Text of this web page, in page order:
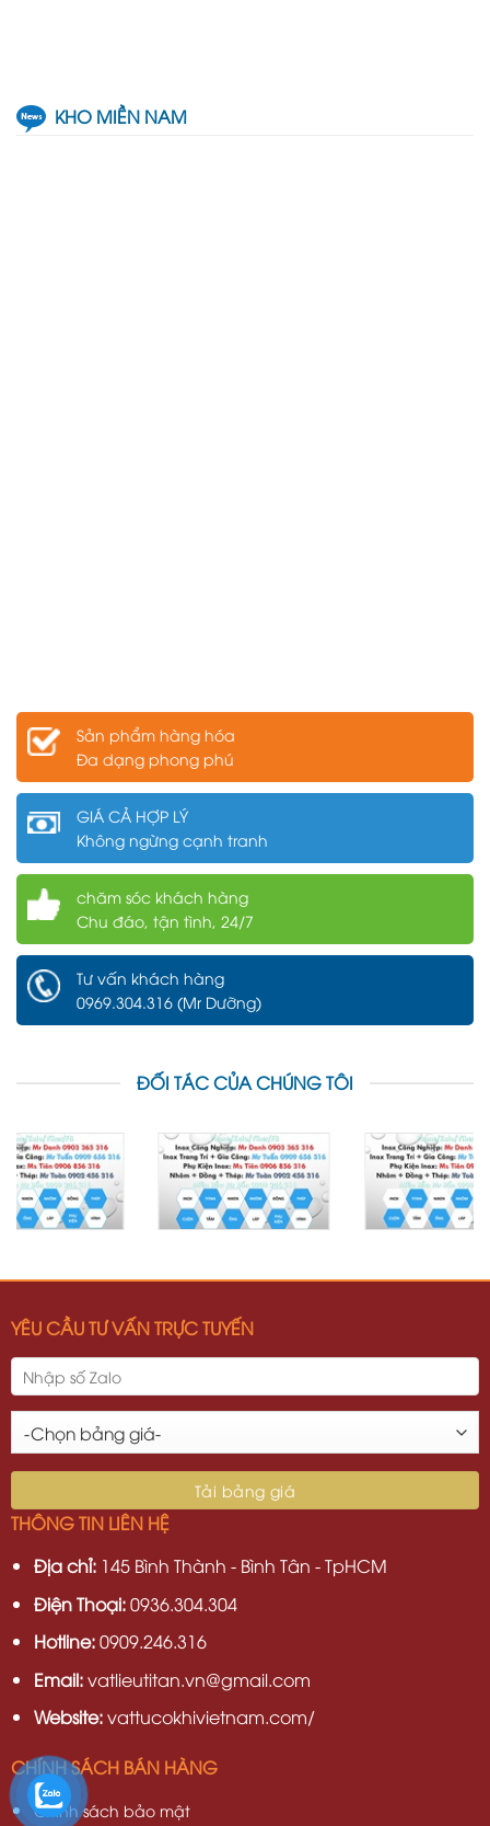
KHO MIỀN NAM
Sản phẩm hàng hóa
Đa dạng phong phú
GIÁ CẢ HỢP LÝ
Không ngừng cạnh tranh
chăm sóc khách hàng
Chu đáo, tận tình, 24/7
Tư vấn khách hàng
0969.304.316 (Mr Dưỡng)
ĐỐI TÁC CỦA CHÚNG TÔI
YÊU CẦU TƯ VẤN TRỰC TUYẾN
THÔNG TIN LIÊN HỆ
Địa chỉ:145 Bình Thành - Bình Tân - TpHCM
Điện Thoại:0936.304.304
Hotline:0909.246.316
Email:vatlieutitan.vn@gmail.com
Website:vattucokhivietnam.com/
CHÍNH SÁCH BÁN HÀNG
Chính sách bảo mật